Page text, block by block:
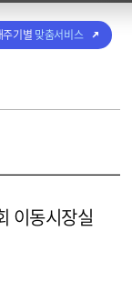
주기별 맞춤서비스
이동시장실